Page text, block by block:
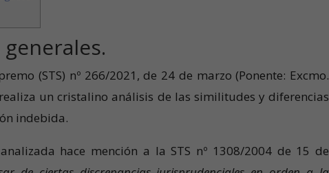
(STS) nº 266/2021, de 24 de marzo (Ponente: Excmo.
un cristalino análisis de las similitudes y diferencias
indebida.
hace mención a la STS nº 1308/2004 de 15 de